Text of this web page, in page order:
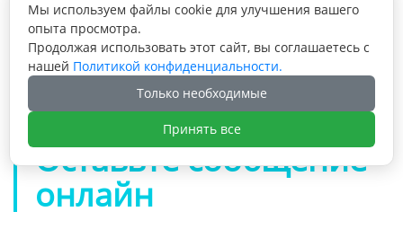

Предыдущая статья: Упаковка для пустых
бумажных коробок Mystery Box.
Экологичная гофрированная транспортная
коробка для бизнеса.
Следующая статья: Оптовая продажа
элитной крафт-бумаги для электронной
коммерции, картона, доставки, почтовой
рассылки, мелкой упаковки, одежды,

Оставьте сообщение
онлайн
Мы используем файлы cookie для улучшения вашего
опыта просмотра.
Продолжая использовать этот сайт, вы соглашаетесь с
нашей Политикой конфиденциальности.
Только необходимые
Принять все